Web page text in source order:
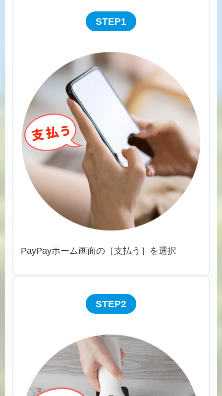
STEP1
PayPayホーム画面の［支払う］を選択
STEP2